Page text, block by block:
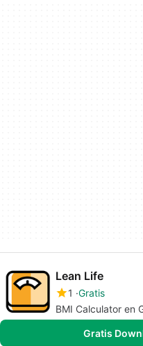
Lean Life
1 Gratis
BMI Calculator en
Gratis